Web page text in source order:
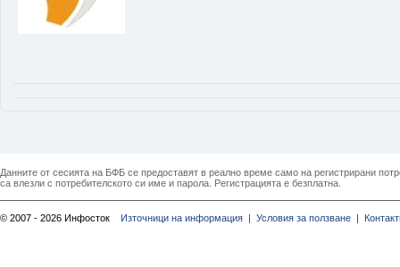
Данните от сесията на БФБ се предоставят в реално време само на регистрирани
са влезли с потребителското си име и парола. Регистрацията е безплатна.
© 2007 - 2026 Инфосток Източници на информация | Условия за ползване |